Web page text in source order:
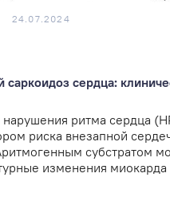
24.07.2024
саркоидоз сердца:
ритма сердца
риска внезапной
субстратом
изменения миокарда